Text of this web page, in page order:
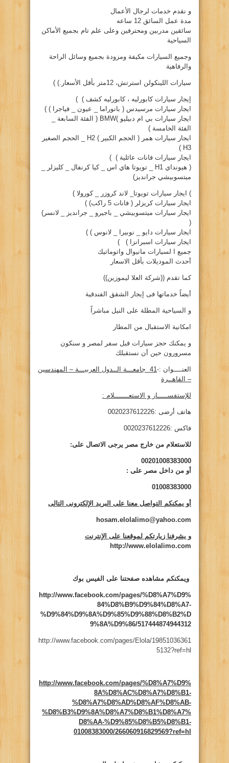
و نقدم خدمات لرجال الأعمال
مدة عمل السائق 12 ساعه
سائقين مدربين ومحترفين وعلى علم تام بجميع الأماكن
السياحية
وجميع السيارات مكيفة ومزودة بجميع وسائل الراحة
والرفاهية
سيارات اللينكولن استرتش، 12متر بأقل الأسعار.) )
إيجار سيارات كابورليه ، كابورليه كشف ) )
ايجار سيارات مرسيدس ( بانوراما _ عيون _ فياجرا ) )
ايجار سيارات بي ام دبيليو )BMW ( الفئة السابعة _
الفئة الخامسة )
ايجار سيارات همر ( الحجم الكبير ) H2 _ الحجم الصغير
H3 )
ايجار سيارات فانات عائلية ) )
( هيونداي H1 _ تويوتا هاي اس _ كيا كرنفال _ كليزلر _
ميتسوبيشي جرانديز)
) ايجار سيارات تويوتا_ لاند كروزر _ كورولا )
ايجار سيارات كريزلر ( فانات 5 راكب) )
ايجار سيارات ميتسوبيشي _ باجيرو _ جرانديز _ لانسر)
(
ايجار سيارات دايو _ نوبيرا _ لانوس ) )
ايجار سيارات اسبرانزا ) )
جميع ا لسيارات مانيوال واتوماتيك
أحدث الموديلات بأقل الاسعار
كما تقدم ((شركة العلا ليموزين))
أيضاً خدماتها فى إيجار الشقق الفندقية
و السياحية المطلة على النيل مباشراً
امكانية الاستقبال من المطار
و يمكنك حجز سيارات قبل سفر لمصر و سنكون
مسرورون حين أن نستقبلك
العنــــوان :-41 جامعـــة الــدول العربيـــة – المهندسين
– القاهــرة
للإستفســـــار و الاستعـــــــلام :
هاتف أرضى :0020237612226
فاكس :0020237612226
للاستعلام من خارج مصر يرجى الاتصال على:
00201008383000
أو من داخل مصر على :
01008383000
أو يمكنكم التواصل معنا على البريد الإلكترونى التالى
hosam.elolalimo@yahoo.com
و يشرفنا زيارتكم لموقعنا على الإنترنت
http://www.elolalimo.com
ويمكنكم مشاهده صفحتنا على الفيس بوك
http://www.facebook.com/pages/%D8%A7%D9%
84%D8%B9%D9%84%D8%A7-
%D9%84%D9%8A%D9%85%D9%88%D8%B2%D
9%8A%D9%86/517444874944312
http://www.facebook.com/pages/Elola/19851036361
5132?ref=hl
http://www.facebook.com/pages/%D8%A7%D9%
8A%D8%AC%D8%A7%D8%B1-
%D8%A7%D8%AD%D8%AF%D8%AB-
%D8%B3%D9%8A%D8%A7%D8%B1%D8%A7%
D8%AA-%D9%85%D8%B5%D8%B1-
01008383000/266060916829569?ref=hl